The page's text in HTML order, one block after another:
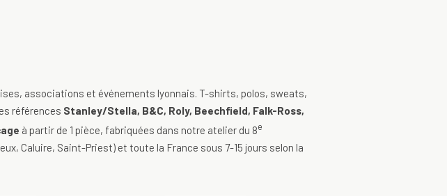
associations et événements lyonnais. T-shirts, polos, sweats,
références Stanley/Stella, B&C, Roly, Beechfield, Falk-Ross,
à partir de 1 pièce, fabriquées dans notre atelier du 8e
Caluire, Saint-Priest) et toute la France sous 7-15 jours selon la